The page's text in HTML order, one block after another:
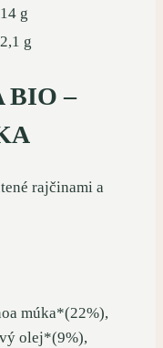
14 g
2,1 g
BIO –
rajčinami a
múka*(22%),
olej*(9%),